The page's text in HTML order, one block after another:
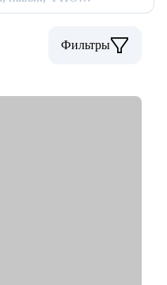
Фильтры